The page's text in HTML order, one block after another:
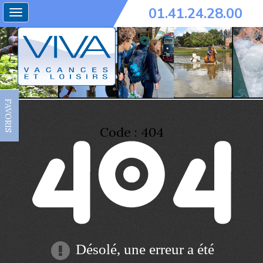
Toggle
navigation
01.41.24.28.00
FAVORIS Code : 404
Désolé, une erreur a été